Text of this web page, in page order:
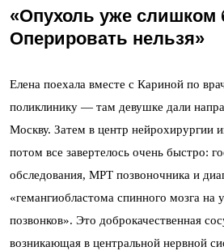
«Опухоль уже слишком
Оперировать нельзя»
Елена поехала вместе с Кариной по
поликлинику — там девушке дали
Москву. Затем в центр нейрохирургии
потом все завертелось очень быстро:
обследования, МРТ позвоночника и
«гемангиобластома спинного мозга на
позвонков». Это доброкачественная
возникающая в центральной нервной